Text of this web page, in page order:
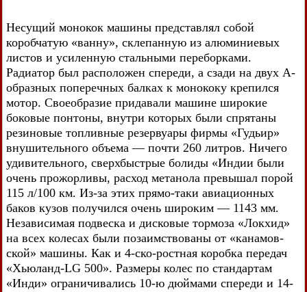
Несущий монокок машины представлял собой
коробчатую «ванну», склепанную из алюминиевых
листов и усиленную стальными переборками.
Радиатор был расположен спереди, а сзади на двух А-
образных поперечных балках к монококу крепился
мотор. Своеобразие придавали машине широкие
боковые понтоны, внутри которых были спрятаны
резиновые топливные резервуары фирмы «Гудьир»
внушительного объема — почти 260 литров. Ничего
удивительного, сверхбыстрые болиды «Индии были
очень прожорливы, расход метанола превышал порой
115 л/100 км. Из-за этих прямо-таки авиационных
баков кузов получился очень широким — 1143 мм.
Независимая подвеска и дисковые тормоза «Локхид»
на всех колесах были позаимствованы от «канамов-
ской» машины. Как и 4-ско-ростная коробка передач
«Хьюланд-LG 500». Размеры колес по стандартам
«Инди» ограничивались 10-ю дюймами спереди и 14-